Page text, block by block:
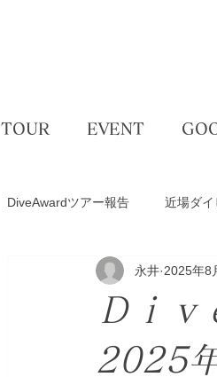
TOUR EVENT
DiveAwardツアー報告 近場ダ
アクティビティー ゴルフ
スキー＆スノボ 体験ダ
Ｄｉ
2025
永井 2025年8